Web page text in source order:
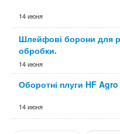
14 июня
Шлейфові борони для
обробки.
14 июня
Оборотні плуги HF Agro
14 июня